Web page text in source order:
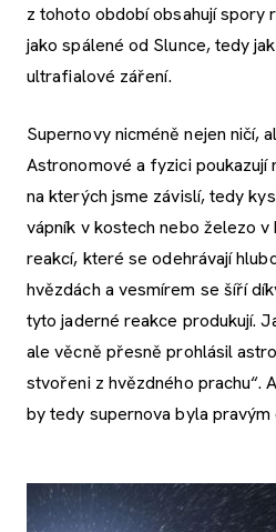
z tohoto období obsahují spory
jako spálené od Slunce, tedy
ultrafialové záření.
Supernovy nicméně nejen ničí,
Astronomové a fyzici poukazují
na kterých jsme závislí, tedy
vápník v kostech nebo železo v
reakcí, které se odehrávají
hvězdách a vesmírem se šíří
tyto jaderné reakce produkují.
ale věcně přesně prohlásil
stvořeni z hvězdného prachu“.
by tedy supernova byla pravým